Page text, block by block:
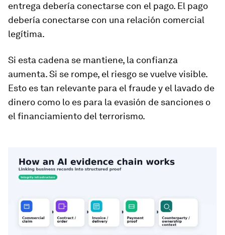
entrega debería conectarse con el pago. El pago
debería conectarse con una relación comercial
legítima.
Si esta cadena se mantiene, la confianza
aumenta. Si se rompe, el riesgo se vuelve visible.
Esto es tan relevante para el fraude y el lavado de
dinero como lo es para la evasión de sanciones o
el financiamiento del terrorismo.